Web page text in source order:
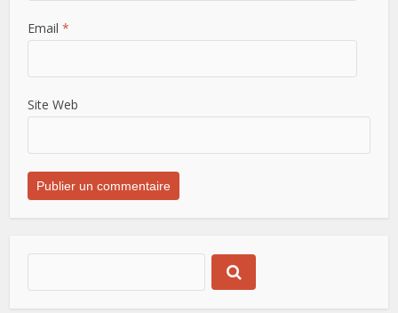
Email *
Site Web